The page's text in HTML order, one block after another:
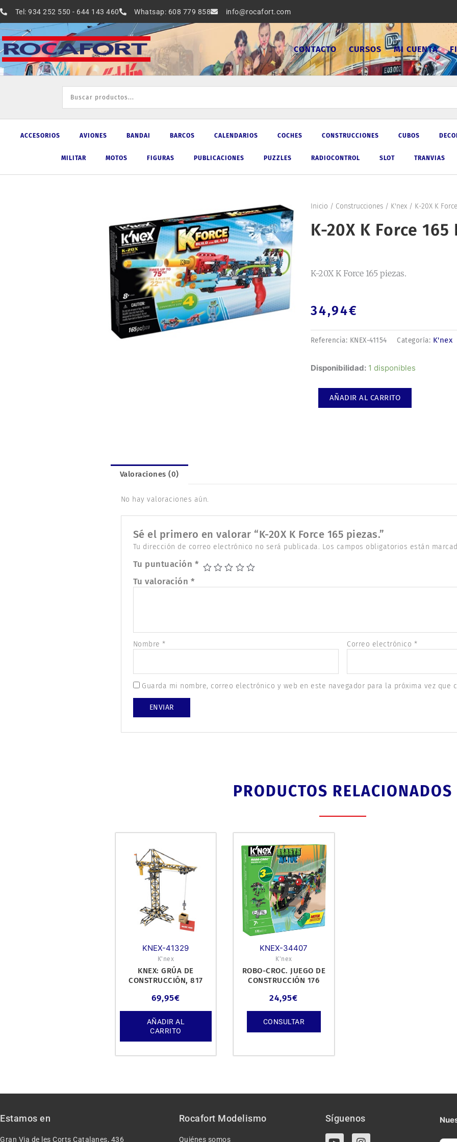
al
contenido
Tel: 934 252 550 - 644 143 460 Whatsap: 608 779 858 info@rocafort.com
CONTACTO CURSOS MI CUENTA
ACCESORIOS AVIONES BANDAI BARCOS CALENDARIOS COCHES CONSTRUCCIONES CUBOS
MILITAR MOTOS FIGURAS PUBLICACIONES PUZZLES RADIOCONTROL SLOT TRANVIAS
Inicio / Construcciones/ K'nex/ K-20X K
K-20X K Force 165
K-20X K Force 165 piezas.
34,94€
Referencia: KNEX-41154 Categoría: K'nex
Disponibilidad: 1 disponibles
K-
AÑADIR AL CARRITO
Valoraciones (0)
No hay valoraciones aún.
Sé el primero en valorar “K-20X K Force 165 piezas.”
Tu dirección de correo electrónico no será publicada. Los campos obligatorios están
Tu puntuación *
Tu valoración *
Nombre* Correo electrónico *
Guarda mi nombre, correo electrónico y web en este navegador para la próxima vez que
PRODUCTOS RELACIONADOS
KNEX-41329
K'nex
KNEX: GRÚA DE
CONSTRUCCIÓN, 817
69,95€
AÑADIR AL
CARRITO
KNEX-34407
K'nex
ROBO-CROC. JUEGO DE
CONSTRUCCIÓN 176
24,95€
CONSULTAR
Estamos en
Gran Via de les Corts Catalanes, 436
Rocafort Modelismo
Quiénes somos
Síguenos
Y
I